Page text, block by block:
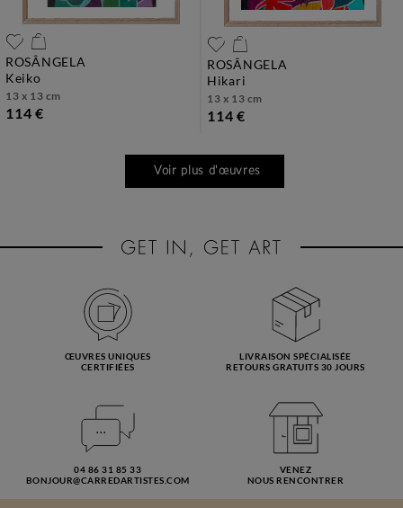
ROSÂNGELA
keiko
13 x 13 cm
114 €
ROSÂNGELA
hikari
13 x 13 cm
114 €
Voir plus d'œuvres
ŒUVRES UNIQUES
CERTIFIÉES
LIVRAISON SPÉCIALISÉE
RETOURS GRATUITS 30 JOURS
04 86 31 85 33
BONJOUR@CARREDARTISTES.COM
VENEZ
NOUS RENCONTRER